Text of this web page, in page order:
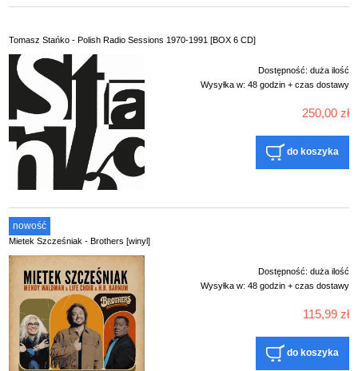
Tomasz Stańko - Polish Radio Sessions 1970-1991 [BOX 6 CD]
Dostępność: duża ilość
Wysyłka w: 48 godzin + czas dostawy
250,00 zł
do koszyka
Mietek Szcześniak - Brothers [winyl]
Dostępność: duża ilość
Wysyłka w: 48 godzin + czas dostawy
115,99 zł
do koszyka
nowość